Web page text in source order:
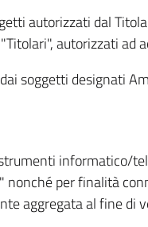
autorizzati dal
autorizzati
soggetti designati
informatico/
per finalità
aggregata al fine